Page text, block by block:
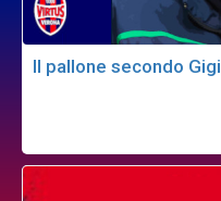
Il pallone secondo Gigi